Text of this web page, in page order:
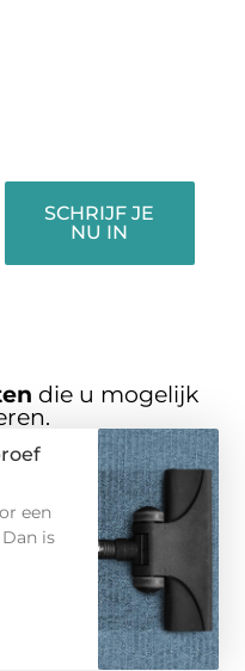
SCHRIJF JE
NU IN
die u mogelijk
een
is